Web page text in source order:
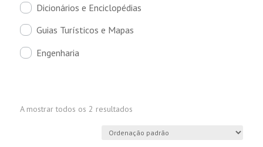
Dicionários e Enciclopédias
Guias Turísticos e Mapas
Engenharia
A mostrar todos os 2 resultados